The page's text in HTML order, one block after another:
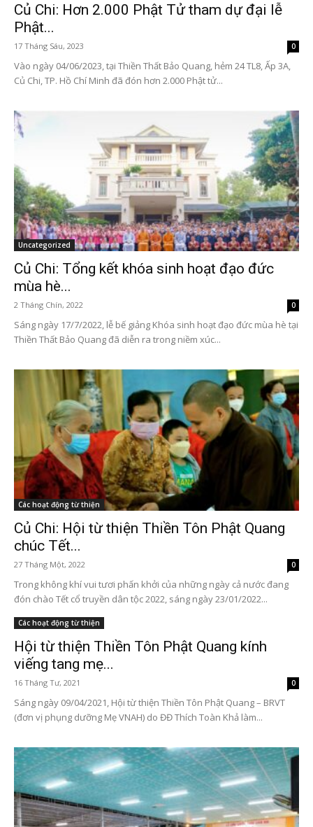
Củ Chi: Hơn 2.000 Phật Tử tham dự đại lễ
Phật...
17 Tháng Sáu, 2023 0
Vào ngày 04/06/2023, tại Thiền Thất Bảo Quang, hẻm 24 TL8, Ấp 3A,
Củ Chi, TP. Hồ Chí Minh đã đón hơn 2.000 Phật tử...
Uncategorized
Củ Chi: Tổng kết khóa sinh hoạt đạo đức
mùa hè...
2 Tháng Chín, 2022 0
Sáng ngày 17/7/2022, lễ bế giảng Khóa sinh hoạt đạo đức mùa hè tại
Thiền Thất Bảo Quang đã diễn ra trong niềm xúc...
Các hoạt động từ thiện
Củ Chi: Hội từ thiện Thiền Tôn Phật Quang
chúc Tết...
27 Tháng Một, 2022 0
Trong không khí vui tươi phấn khởi của những ngày cả nước đang
đón chào Tết cổ truyền dân tộc 2022, sáng ngày 23/01/2022...
Các hoạt động từ thiện
Hội từ thiện Thiền Tôn Phật Quang kính
viếng tang mẹ...
16 Tháng Tư, 2021 0
Sáng ngày 09/04/2021, Hội từ thiện Thiền Tôn Phật Quang – BRVT
(đơn vị phụng dưỡng Mẹ VNAH) do ĐĐ Thích Toàn Khả làm...